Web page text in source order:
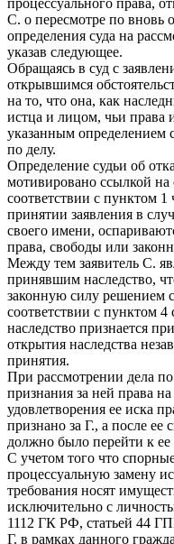
С. о пересмотре по вновь
определения суда на
указав следующее.
Обращаясь в суд с
открывшимся
на то, что она, как
истца и лицом, чьи права
указанным определением
по делу.
Определение судьи об
мотивировано ссылкой
соответствии с пунктом 1
принятии заявления в
своего имени,
права, свободы или
Между тем заявитель С.
принявшим наследство,
законную силу решением
соответствии с пунктом
наследство признается
открытия наследства
принятия.
При рассмотрении дела по
признания за ней права
удовлетворения ее иска
признано за Г., а после ее
должно было перейти к ее
С учетом того что
процессуальную замену
требования носят
исключительно с
1112 ГК РФ, статьей 44
Г. в рамках данного